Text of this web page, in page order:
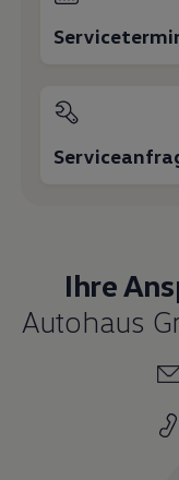
Ihre
Autohaus